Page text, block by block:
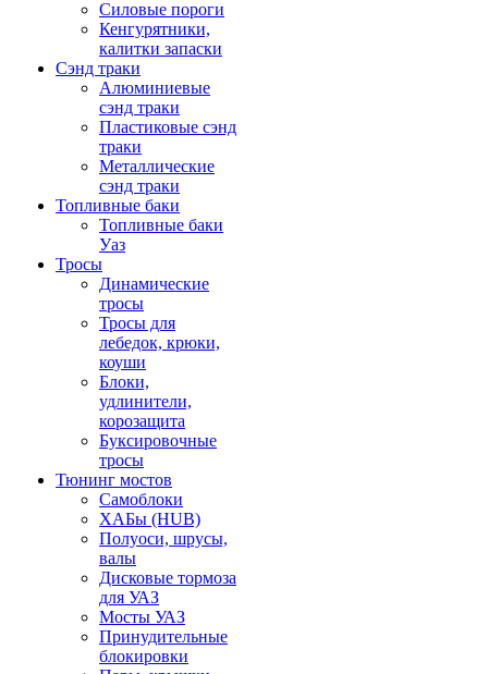
Силовые пороги
Кенгурятники,
калитки запаски
Сэнд траки
Алюминиевые
сэнд траки
Пластиковые сэнд
траки
Металлические
сэнд траки
Топливные баки
Топливные баки
Уаз
Тросы
Динамические
тросы
Тросы для
лебедок, крюки,
коуши
Блоки,
удлинители,
корозащита
Буксировочные
тросы
Тюнинг мостов
Самоблоки
ХАБы (HUB)
Полуоси, шрусы,
валы
Дисковые тормоза
для УАЗ
Мосты УАЗ
Принудительные
блокировки